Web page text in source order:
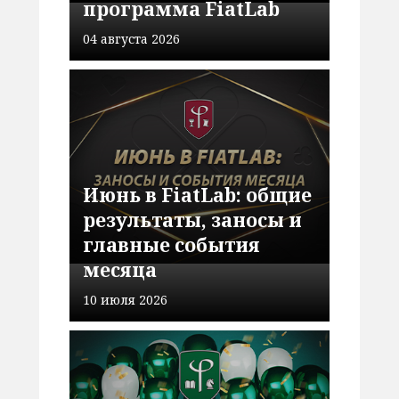
программа FiatLab
04 августа 2026
Июнь в FiatLab: общие
результаты, заносы и
главные события
месяца
10 июля 2026